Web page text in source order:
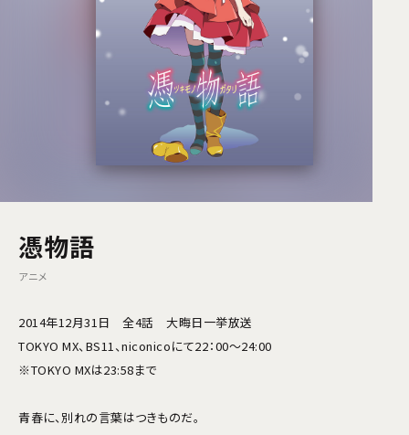
憑物語
アニメ
2014年12月31日 全4話 大晦日一挙放送
TOKYO MX、BS11、niconicoにて22：00～24:00
※TOKYO MXは23:58まで
青春に、別れの言葉はつきものだ。